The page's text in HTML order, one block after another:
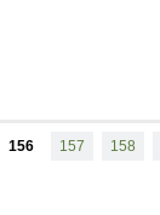
156 157 158